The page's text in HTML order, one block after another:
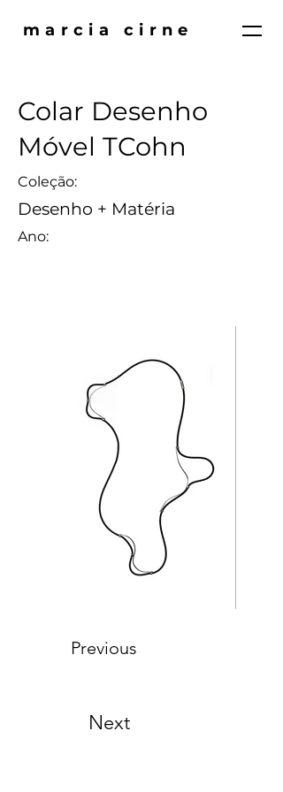
marcia cirne
Colar Desenho
Móvel TCohn
Coleção:
Desenho + Matéria
Ano:
Previous
Next